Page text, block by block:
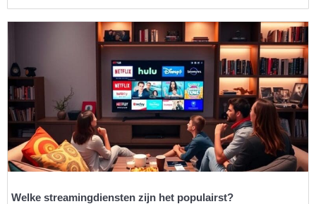
Welke streamingdiensten zijn het populairst?